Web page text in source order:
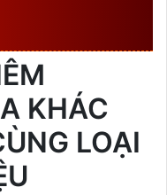
KHÁC
LOẠI